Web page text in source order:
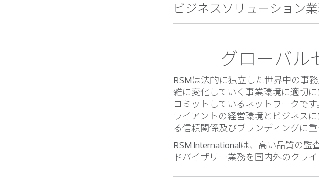
ビジネスソリューション
グローバル
RSMは法的に独立した世界中の事
雑に変化していく事業環境に適切
コミットしているネットワークで
ライアントの経営環境とビジネス
る信頼関係及びブランディングに重
RSM Internationalは、高い品質の
ドバイザリー業務を国内外のクラ